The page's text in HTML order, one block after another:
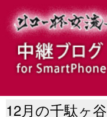
12月の千駄ヶ谷